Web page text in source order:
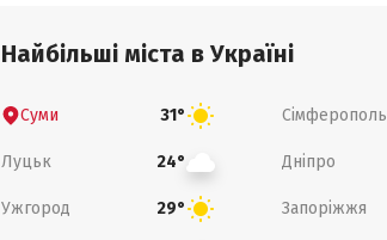
Найбільші міста в Україні
Суми 31° Сімферополь
Луцьк 24° Дніпро
Ужгород 29° Запоріжжя